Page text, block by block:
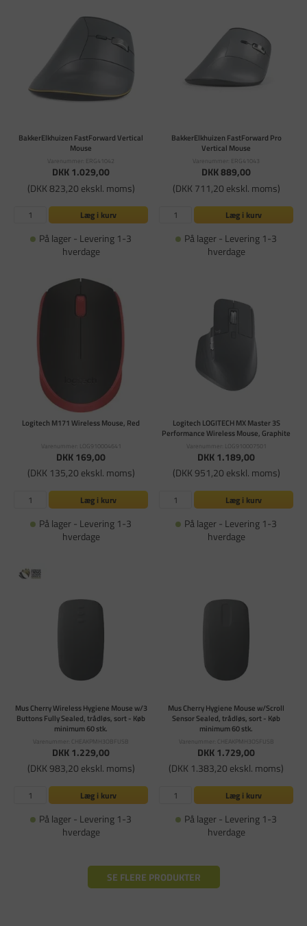
BakkerElkhuizen FastForward Vertical
Mouse
Varenummer: ERG41042
DKK 1.029,00
(DKK 823,20 ekskl. moms)
Læg i kurv
På lager - Levering 1-3
hverdage
BakkerElkhuizen FastForward Pro
Vertical Mouse
Varenummer: ERG41043
DKK 889,00
(DKK 711,20 ekskl. moms)
Læg i kurv
På lager - Levering 1-3
hverdage
Logitech M171 Wireless Mouse, Red
Varenummer: LOG910004641
DKK 169,00
(DKK 135,20 ekskl. moms)
Læg i kurv
På lager - Levering 1-3
hverdage
Logitech LOGITECH MX Master 3S
Performance Wireless Mouse, Graphite
Varenummer: LOG910007501
DKK 1.189,00
(DKK 951,20 ekskl. moms)
Læg i kurv
På lager - Levering 1-3
hverdage
Mus Cherry Wireless Hygiene Mouse w/3
Buttons Fully Sealed, trådløs, sort - Køb
minimum 60 stk.
Varenummer: CHEAKPMH3OBFUSB
DKK 1.229,00
(DKK 983,20 ekskl. moms)
Læg i kurv
På lager - Levering 1-3
hverdage
Mus Cherry Hygiene Mouse w/Scroll
Sensor Sealed, trådløs, sort - Køb
minimum 60 stk.
Varenummer: CHEAKPMH3OSFUSB
DKK 1.729,00
(DKK 1.383,20 ekskl. moms)
Læg i kurv
På lager - Levering 1-3
hverdage
SE FLERE PRODUKTER